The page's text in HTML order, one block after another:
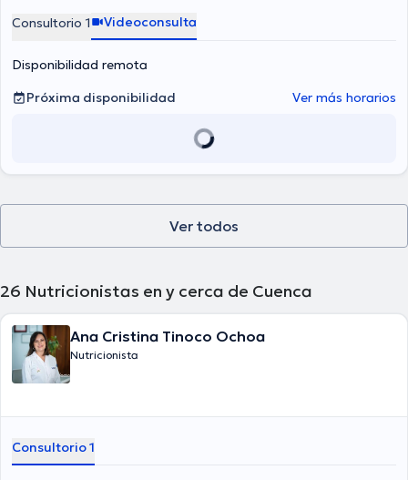
Consultorio 1 Videoconsulta
Disponibilidad remota
Próxima disponibilidad
Ver más horarios
Ver todos
26 Nutricionistas en y cerca de Cuenca
Ana Cristina Tinoco Ochoa
Nutricionista
Consultorio 1